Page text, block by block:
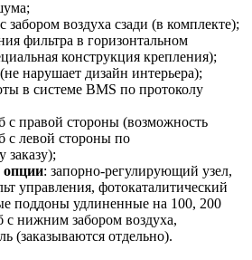
забором воздуха сзади (в комплекте);
фильтра в горизонтальном
конструкция крепления);
нарушает дизайн интерьера);
в системе BMS по протоколу
с правой стороны (возможность
с левой стороны по
заказу);
опции: запорно-регулирующий узел,
управления, фотокаталитический
поддоны удлиненные на 100, 200
с нижним забором воздуха,
(заказываются отдельно).